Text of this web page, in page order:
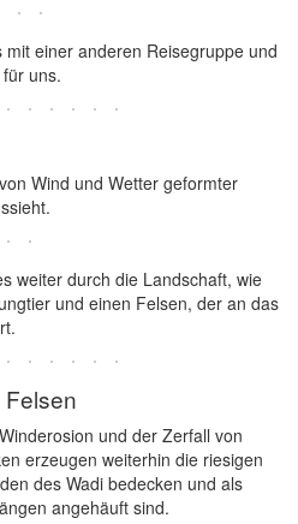
einer anderen Reisegruppe und
uns.
Wind und Wetter geformter
weiter durch die Landschaft, wie
und einen Felsen, der an das
und der Zerfall von
erzeugen weiterhin die riesigen
des Wadi bedecken und als
angehäuft sind.